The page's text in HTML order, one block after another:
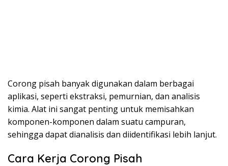
Corong pisah banyak digunakan dalam berbagai
aplikasi, seperti ekstraksi, pemurnian, dan analisis
kimia. Alat ini sangat penting untuk memisahkan
komponen-komponen dalam suatu campuran,
sehingga dapat dianalisis dan diidentifikasi lebih lanjut.
Cara Kerja Corong Pisah